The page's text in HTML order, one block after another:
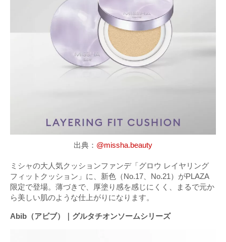
出典： @missha.beauty
ミシャの大人気クッションファンデ「グロウ レイヤリング
フィットクッション」に、新色（No.17、No.21）がPLAZA
限定で登場。薄づきで、厚塗り感を感じにくく、まるで元か
ら美しい肌のような仕上がりになります。
Abib（アビブ）｜グルタチオンソームシリーズ